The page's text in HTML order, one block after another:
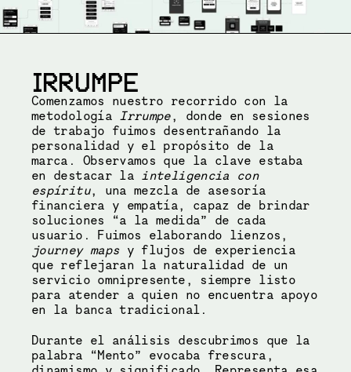
IRRUMPE
Comenzamos nuestro recorrido con la
metodología Irrumpe, donde en sesiones
de trabajo fuimos desentrañando la
personalidad y el propósito de la
marca. Observamos que la clave estaba
en destacar la inteligencia con
espíritu, una mezcla de asesoría
financiera y empatía, capaz de brindar
soluciones “a la medida” de cada
journey maps y flujos de experiencia
que reflejaran la naturalidad de un
servicio omnipresente, siempre listo
para atender a quien no encuentra apoyo
en la banca tradicional.
Durante el análisis descubrimos que la
palabra “Mento” evocaba frescura,